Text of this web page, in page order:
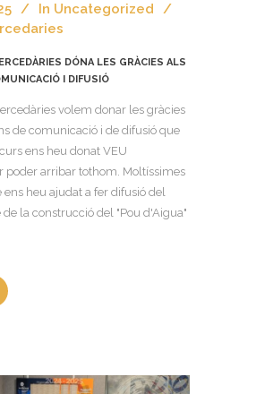
In Uncategorized
DÓNA LES GRÀCIES ALS
I DIFUSIÓ
volem donar les gràcies
de comunicació i de difusió que
ens heu donat VEU
poder arribar tothom. Moltíssimes
ens heu ajudat a fer difusió del
de la construcció del "Pou d'Aigua"